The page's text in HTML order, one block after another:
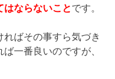
はならないことです。
ばその事すら気づき
一番良いのですが、